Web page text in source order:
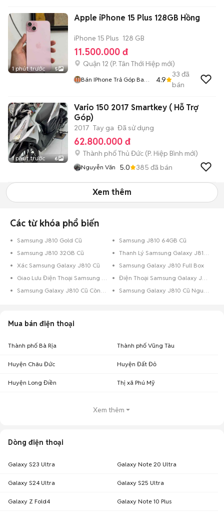
1 phút trước 5
Apple iPhone 15 Plus 128GB Hồng
iPhone 15 Plus 128 GB
11.500.000 đ
Quận 12 (P. Tân Thới Hiệp mới)
Bán IPhone Trả Góp Bao
4.9
33 đã
bán
1 phút trước 6
Vario 150 2017 Smartkey ( Hỗ Trợ
Góp)
2017 Tay ga Đã sử dụng
62.800.000 đ
Thành phố Thủ Đức (P. Hiệp Bình mới)
Nguyễn Văn 5.0 385 đã bán
Xem thêm
Các từ khóa phổ biến
Samsung J810 Gold Cũ
Samsung J810 64GB Cũ
Samsung J810 32GB Cũ
Thanh Lý Samsung Galaxy J810 Cũ
Xác Samsung Galaxy J810 Cũ
Samsung Galaxy J810 Full Box
Giao Lưu Điện Thoại Samsung Galaxy J810
Điện Thoại Samsung Galaxy J810 Trả Góp
Samsung Galaxy J810 Cũ Còn Bảo Hành
Samsung Galaxy J810 Cũ Nguyên Zin
Mua bán điện thoại
Thành phố Bà Rịa Thành phố Vũng Tàu
Huyện Châu Đức Huyện Đất Đỏ
Huyện Long Điền Thị xã Phú Mỹ
Xem thêm
Dòng điện thoại
Galaxy S23 Ultra Galaxy Note 20 Ultra
Galaxy S24 Ultra Galaxy S25 Ultra
Galaxy Z Fold4 Galaxy Note 10 Plus